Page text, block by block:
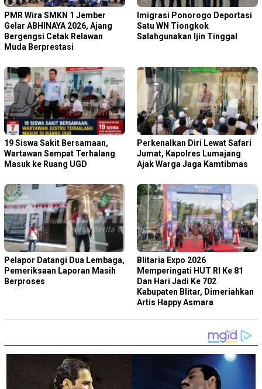
PMR Wira SMKN 1 Jember
Gelar ABHINAYA 2026, Ajang
Bergengsi Cetak Relawan
Muda Berprestasi
Imigrasi Ponorogo Deportasi
Satu WN Tiongkok
Salahgunakan Ijin Tinggal
19 Siswa Sakit Bersamaan,
Wartawan Sempat Terhalang
Masuk ke Ruang UGD
Perkenalkan Diri Lewat Safari
Jumat, Kapolres Lumajang
Ajak Warga Jaga Kamtibmas
Pelapor Datangi Dua Lembaga,
Pemeriksaan Laporan Masih
Berproses
Blitaria Expo 2026
Memperingati HUT RI Ke 81
Dan Hari Jadi Ke 702
Kabupaten Blitar, Dimeriahkan
Artis Happy Asmara